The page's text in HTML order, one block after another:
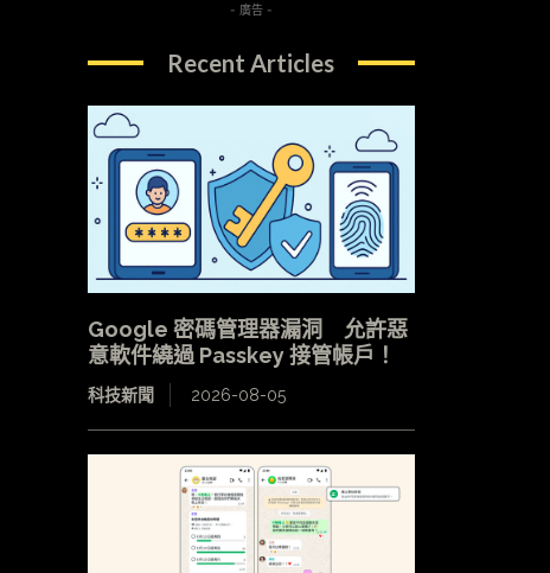
- 廣告 -
Recent Articles
Google 密碼管理器漏洞 允許惡
意軟件繞過 Passkey 接管帳戶！
科技新聞 2026-08-05